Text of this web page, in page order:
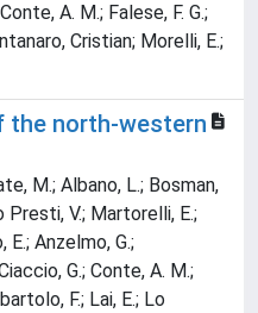
A. M.; Falese, F. G.;
Cristian; Morelli, E.;
the north-western
M.; Albano, L.; Bosman,
Presti, V.; Martorelli, E.;
E.; Anzelmo, G.;
G.; Conte, A. M.;
F.; Lai, E.; Lo